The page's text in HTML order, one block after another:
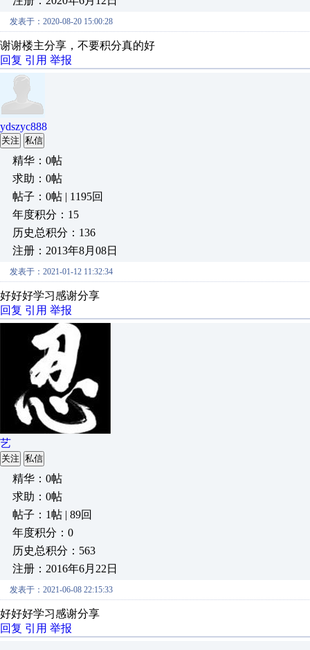
发表于：2020-08-20 15:00:28
谢谢楼主分享，不要积分真的好
回复 引用 举报
ydszyc888
关注 私信
精华：0帖
求助：0帖
帖子：0帖 | 1195回
年度积分：15
历史总积分：136
注册：2013年8月08日
发表于：2021-01-12 11:32:34
好好好学习感谢分享
回复 引用 举报
艺
关注 私信
精华：0帖
求助：0帖
帖子：1帖 | 89回
年度积分：0
历史总积分：563
注册：2016年6月22日
发表于：2021-06-08 22:15:33
好好好学习感谢分享
回复 引用 举报